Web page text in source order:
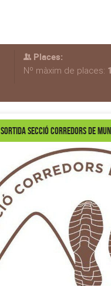
Places:
Nº màxim de places:
Sortida secció Corredors de